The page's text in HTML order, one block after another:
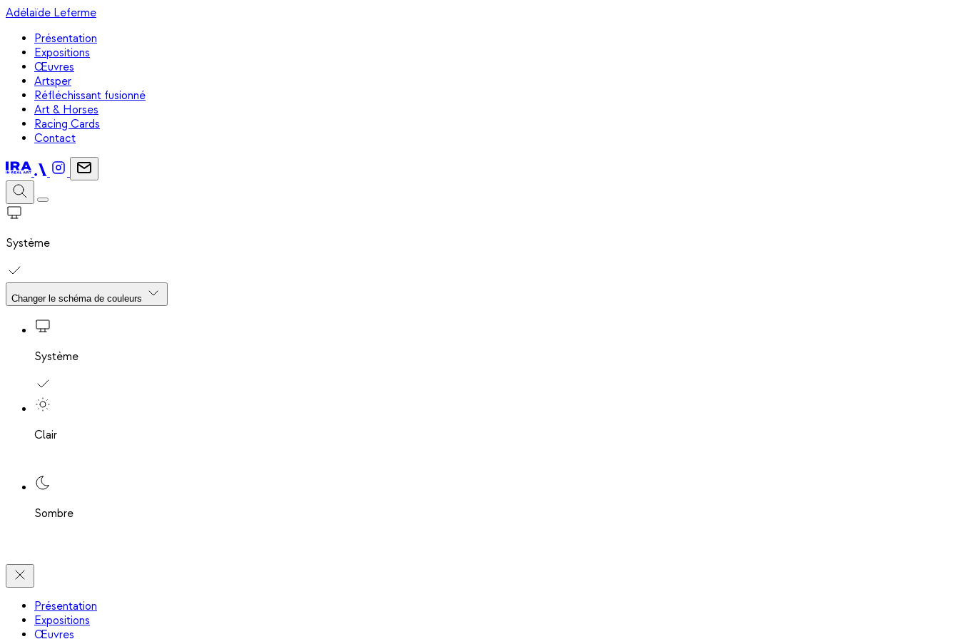
Adélaïde Leferme
Présentation
Expositions
Œuvres
Artsper
Réfléchissant fusionné
Art & Horses
Racing Cards
Contact
Système
Changer le schéma de couleurs
Système
Clair
Sombre
Présentation
Expositions
Œuvres